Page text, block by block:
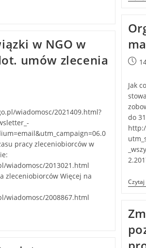
Jak
do
w NGO w
umów zlecenia
wiadomosc/2021409.html?
pracy zleceniobiorców w
wiadomosc/2013021.html
zleceniobiorców Więcej na
wiadomosc/2008867.html